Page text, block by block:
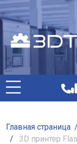
Главная страница /
/
3D принтер